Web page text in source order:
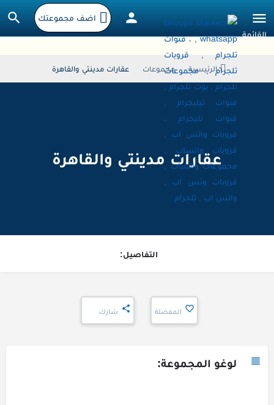
اضف مجموعتك
الرئيسية مجموعات عقارات مدينتي والقاهرة
عقارات مدينتي والقاهرة
التفاصيل:
المفضلة شارك
لوغو المجموعة: